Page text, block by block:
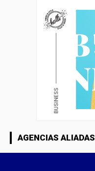
AGENCIAS ALIADAS